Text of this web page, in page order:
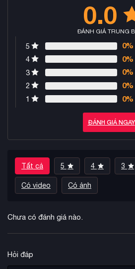
0.0
ĐÁNH GIÁ TRUNG
5 0%
4
0%
3
0%
2
0%
1
0%
ĐÁNH GIÁ NGAY
Tất cả 5 4 3
Có video Có ảnh
Chưa có đánh giá nào.
Hỏi đáp